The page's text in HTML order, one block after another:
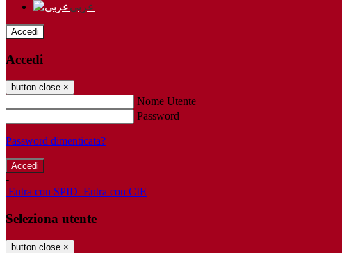
عربى
Accedi
Accedi
button close ×
Nome Utente
Password
Password dimenticata?
-
Entra con SPID Entra con CIE
Seleziona utente
button close ×